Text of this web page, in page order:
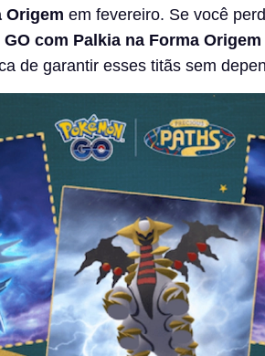
Origem em fevereiro. Se você
com Palkia na Forma Origem
de garantir esses titãs sem